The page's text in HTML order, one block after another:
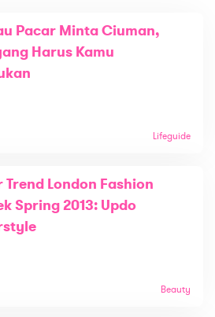
Pacar Minta Ciuman,
Harus Kamu
Lifeguide
Trend London Fashion
Spring 2013: Updo
Beauty